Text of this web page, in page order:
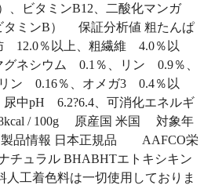
、ビタミンB12、二酸化マンガ
タミンB） 保証分析値 粗たんぱ
12.0％以上、粗繊維 4.0％以
ネシウム 0.1％、リン 0.9％、
ン 0.16％、オメガ3 0.4％以
中pH 6.2?6.4、可消化エネルギ
/ 100g 原産国 米国 対象年
品情報 日本正規品 AAFCO栄
ュラル BHABHTエトキシキン
人工着色料は一切使用しておりま